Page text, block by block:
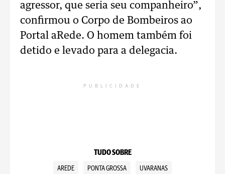
agressor, que seria seu companheiro”,
confirmou o Corpo de Bombeiros ao
Portal aRede. O homem também foi
detido e levado para a delegacia.
PUBLICIDADE
TUDO SOBRE
AREDE PONTA GROSSA
UVARANAS